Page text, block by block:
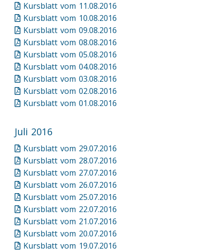
Kursblatt vom 11.08.2016
Kursblatt vom 10.08.2016
Kursblatt vom 09.08.2016
Kursblatt vom 08.08.2016
Kursblatt vom 05.08.2016
Kursblatt vom 04.08.2016
Kursblatt vom 03.08.2016
Kursblatt vom 02.08.2016
Kursblatt vom 01.08.2016
Juli 2016
Kursblatt vom 29.07.2016
Kursblatt vom 28.07.2016
Kursblatt vom 27.07.2016
Kursblatt vom 26.07.2016
Kursblatt vom 25.07.2016
Kursblatt vom 22.07.2016
Kursblatt vom 21.07.2016
Kursblatt vom 20.07.2016
Kursblatt vom 19.07.2016